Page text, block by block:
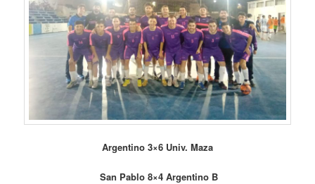
Argentino 3×6 Univ. Maza
San Pablo 8×4 Argentino B